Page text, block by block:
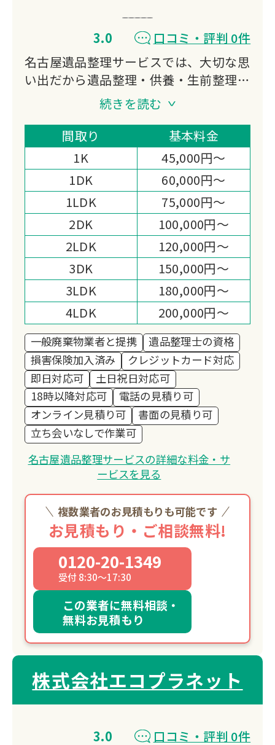
3.0
口コミ・評判 0件
名古屋遺品整理サービスでは、大切な思
い出だから遺品整理・供養・生前整理・
家財整理まで誠実、親切、丁寧にお客様
の想いに寄り添いお手伝いさせていただ
きます。
ご依頼者様と弊社との信頼関係が一番だ
と考えておりますので、明朗会計を徹底
しております。
状況に応じた見積もりをご依頼者様にも
ご協力を頂く形でできる限り満足して頂
けるよう努力しております。
続きを読む
間取り
基本料金
1K
45,000円～
1DK
60,000円～
1LDK
75,000円～
2DK
100,000円～
2LDK
120,000円～
3DK
150,000円～
3LDK
180,000円～
4LDK
200,000円～
一般廃棄物業者と提携
遺品整理士の資格
損害保険加入済み
クレジットカード対応
即日対応可
土日祝日対応可
18時以降対応可
電話の見積り可
オンライン見積り可
書面の見積り可
立ち会いなしで作業可
名古屋遺品整理サービスの詳細な料金・サ
ービスを見る
複数業者のお見積もりも可能です
お見積もり・ご相談無料!
0120-20-1349
受付 8:30～17:30
この業者に無料相談・
無料お見積もり
株式会社エコプラネット
3.0 口コミ・評判 0件